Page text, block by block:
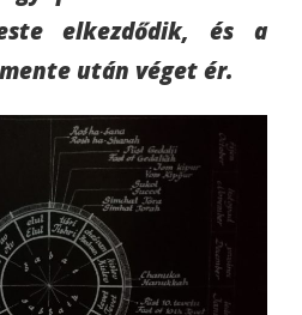
elkezdődik, és a
után véget ér.